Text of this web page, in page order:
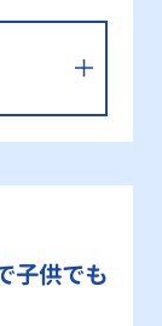
子供でも